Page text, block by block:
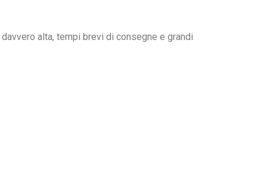
alta, tempi brevi di consegne e grandi